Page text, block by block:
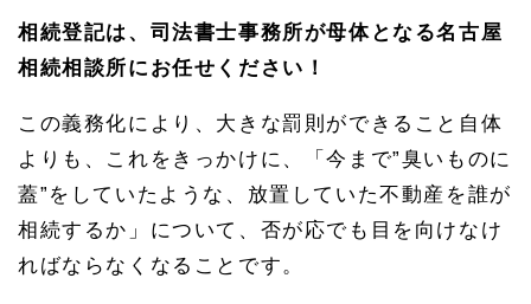
相続登記は、司法書士事務所が母体となる名古屋
相続相談所にお任せください！
この義務化により、大きな罰則ができること自体
よりも、これをきっかけに、「今まで”臭いものに
蓋”をしていたような、放置していた不動産を誰が
相続するか」について、否が応でも目を向けなけ
ればならなくなることです。